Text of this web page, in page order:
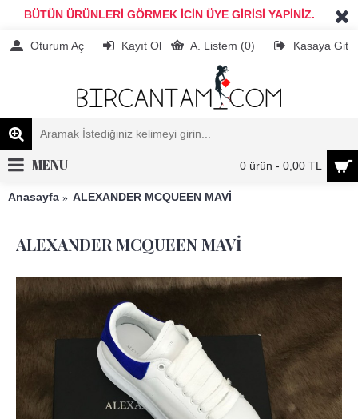
BÜTÜN ÜRÜNLERİ GÖRMEK İCİN ÜYE GİRİSİ YAPİNİZ.
Oturum Aç Kayıt Ol A. Listem (0) Kasaya Git
0 ürün - 0,00 TL
MENU
Anasayfa ALEXANDER MCQUEEN MAVİ
ALEXANDER MCQUEEN MAVİ